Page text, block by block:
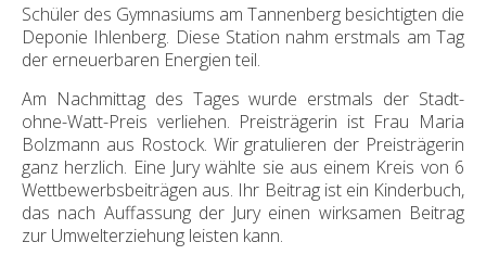
Schüler des Gymnasiums am Tannenberg besichtigten die
Deponie Ihlenberg. Diese Station nahm erstmals am Tag
der erneuerbaren Energien teil.
Am Nachmittag des Tages wurde erstmals der Stadt-
ohne-Watt-Preis verliehen. Preisträgerin ist Frau Maria
Bolzmann aus Rostock. Wir gratulieren der Preisträgerin
ganz herzlich. Eine Jury wählte sie aus einem Kreis von 6
Wettbewerbsbeiträgen aus. Ihr Beitrag ist ein Kinderbuch,
das nach Auffassung der Jury einen wirksamen Beitrag
zur Umwelterziehung leisten kann.